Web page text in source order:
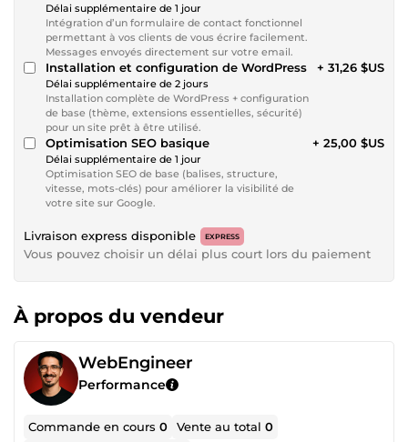
Délai supplémentaire de 1 jour
Intégration d’un formulaire de contact fonctionnel
permettant à vos clients de vous écrire facilement.
Messages envoyés directement sur votre email.
Installation et configuration de WordPress
Délai supplémentaire de 2 jours
Installation complète de WordPress + configuration
de base (thème, extensions essentielles, sécurité)
pour un site prêt à être utilisé.
+ 31,26 $US
Optimisation SEO basique
Délai supplémentaire de 1 jour
Optimisation SEO de base (balises, structure,
vitesse, mots-clés) pour améliorer la visibilité de
votre site sur Google.
+ 25,00 $US
Livraison express disponible EXPRESS
Vous pouvez choisir un délai plus court lors du paiement
À propos du vendeur
WebEngineer
Performance
Commande en cours0 Vente au total0